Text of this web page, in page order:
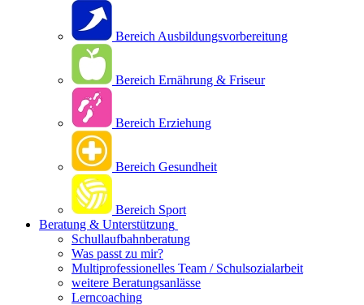
Bereich Ausbildungsvorbereitung
Bereich Ernährung & Friseur
Bereich Erziehung
Bereich Gesundheit
Bereich Sport
Beratung & Unterstützung
Schullaufbahnberatung
Was passt zu mir?
Multipro­fessionelles Team / Schulsozialarbeit
weitere Beratungsanlässe
Lerncoaching